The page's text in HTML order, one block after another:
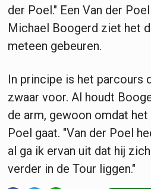
der Poel." Een Van der
Michael Boogerd ziet het
meteen gebeuren.
In principe is het parcours
zwaar voor. Al houdt
de arm, gewoon omdat
Poel gaat. "Van der Poel
al ga ik ervan uit dat hij
verder in de Tour liggen."